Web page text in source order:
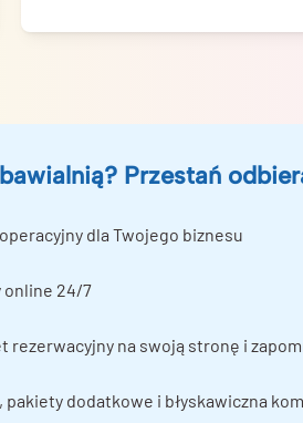
Przestań
dla Twojego biznesu
online 24/7
rezerwacyjny na swoją stronę i
pakiety dodatkowe i błyskawiczna